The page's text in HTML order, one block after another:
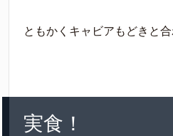
ともかくキャビアもどきと合
実食！